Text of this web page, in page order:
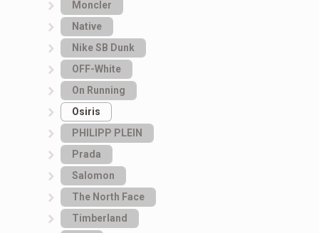
Moncler
Native
Nike SB Dunk
OFF-White
On Running
Osiris
PHILIPP PLEIN
Prada
Salomon
The North Face
Timberland